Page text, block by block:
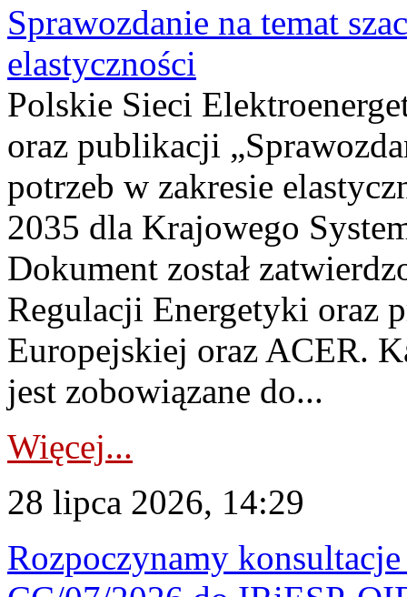
Sprawozdanie na temat
elastyczności
Polskie Sieci
oraz publikacji
potrzeb w zakresie
2035 dla Krajowego
Dokument został
Regulacji Energetyki oraz
Europejskiej oraz ACER.
jest zobowiązane do...
Więcej...
28 lipca 2026, 14:29
Rozpoczynamy